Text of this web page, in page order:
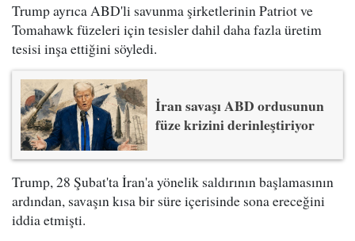
Trump ayrıca ABD'li savunma şirketlerinin Patriot ve
Tomahawk füzeleri için tesisler dahil daha fazla üretim
tesisi inşa ettiğini söyledi.
İran savaşı ABD ordusunun
füze krizini derinleştiriyor
Trump, 28 Şubat'ta İran'a yönelik saldırının başlamasının
ardından, savaşın kısa bir süre içerisinde sona ereceğini
iddia etmişti.